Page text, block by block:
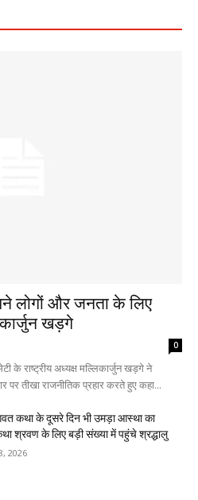
लोगों और जनता के लिए
खड़गे
0
के राष्ट्रीय अध्यक्ष मल्लिकार्जुन खड़गे ने
पर तीखा राजनीतिक प्रहार करते हुए कहा...
कथा के दूसरे दिन भी उमड़ा आस्था का
श्रवण के लिए बड़ी संख्या में पहुंचे श्रद्धालु
2026